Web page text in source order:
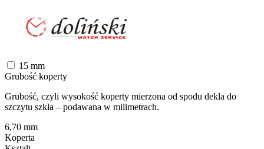
15 mm
Grubość koperty
Grubość, czyli wysokość koperty mierzona od spodu dekla do
szczytu szkła – podawana w milimetrach.
6,70 mm
Koperta